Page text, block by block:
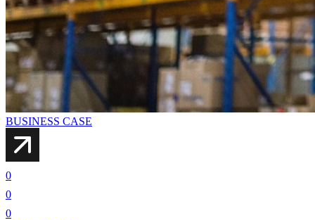
BUSINESS CASE
0
0
0